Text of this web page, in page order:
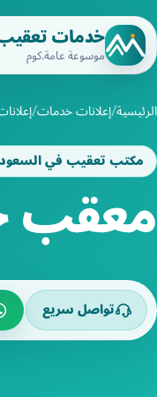
خدمات
موسوعة عامة.كوم
الرئيسية إعلانات خدمات
مكتب تعقيب في
معقب
تواصل سريع